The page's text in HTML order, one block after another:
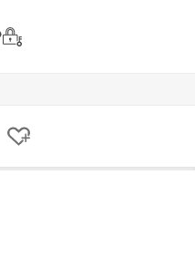
ップリスト
ログイン
クリップする